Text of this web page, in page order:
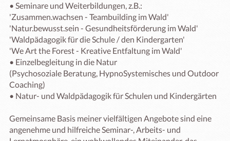
• Seminare und Weiterbildungen, z.B.:
'Zusammen.wachsen - Teambuilding im Wald'
'Natur.bewusst.sein - Gesundheitsförderung im Wald'
'Waldpädagogik für die Schule / den Kindergarten'
'We Art the Forest - Kreative Entfaltung im Wald'
• Einzelbegleitung in die Natur
(Psychosoziale Beratung, HypnoSystemisches und Outdoor
Coaching)
• Natur- und Waldpädagogik für Schulen und Kindergärten
Gemeinsame Basis meiner vielfältigen Angebote sind eine
angenehme und hilfreiche Seminar-, Arbeits- und